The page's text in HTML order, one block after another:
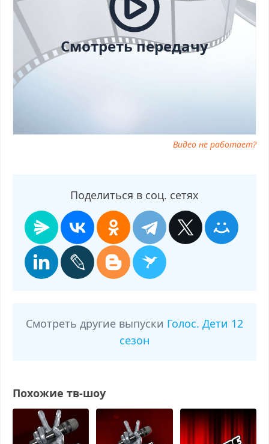
выпуск от 17.10.2025, смотреть Голос. Дети 12 сезон 7 выпуск от
17.10.2025 онлайн, самое интересное в Голос. Дети 12 сезон 7
выпуск от 17.10.2025, Голос. Дети 12 сезон 7 выпуск от
17.10.2025 смотреть сегодня, смотреть онлайн Голос. Дети 12
сезон 7 выпуск от 17.10.2025, ток шоу Голос. Дети 12 сезон 7
выпуск от 17.10.2025, смотреть программу Голос. Дети 12 сезон
7 выпуск от 17.10.2025
Смотреть передачу
Видео не работает?
Поделиться в соц. сетях
Смотреть другие выпуски Голос. Дети 12
сезон
Похожие тв-шоу